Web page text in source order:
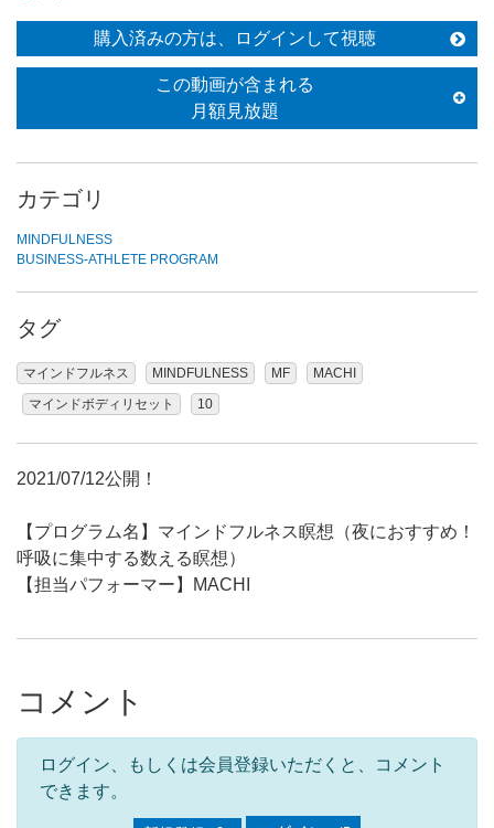
購入済みの方は、ログインして視聴
この動画が含まれる
月額見放題
カテゴリ
MINDFULNESS
BUSINESS-ATHLETE PROGRAM
タグ
マインドフルネス MINDFULNESS MF
MACHI
マインドボディリセット
10
2021/07/12公開！
【プログラム名】マインドフルネス瞑想（夜におすすめ！
呼吸に集中する数える瞑想）
【担当パフォーマー】MACHI
コメント
ログイン、もしくは会員登録いただくと、コメント
できます。